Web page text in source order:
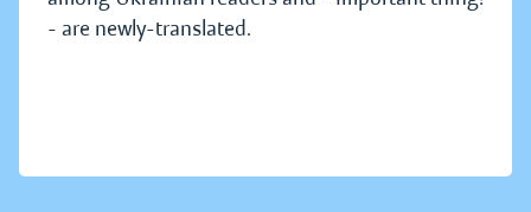
- are newly-translated.